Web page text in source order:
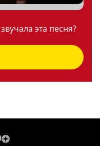
эта песня?